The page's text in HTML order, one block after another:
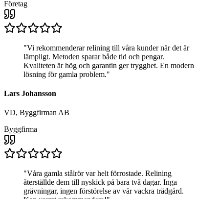
Företag
"Vi rekommenderar relining till våra kunder när det är
lämpligt. Metoden sparar både tid och pengar.
Kvaliteten är hög och garantin ger trygghet. En modern
lösning för gamla problem."
Lars Johansson
VD, Byggfirman AB
Byggfirma
"Våra gamla stålrör var helt förrostade. Relining
återställde dem till nyskick på bara två dagar. Inga
grävningar, ingen förstörelse av vår vackra trädgård.